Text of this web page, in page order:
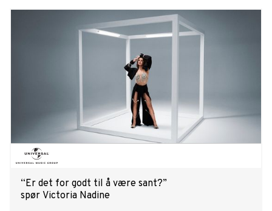
“Er det for godt til å være sant?”
spør Victoria Nadine